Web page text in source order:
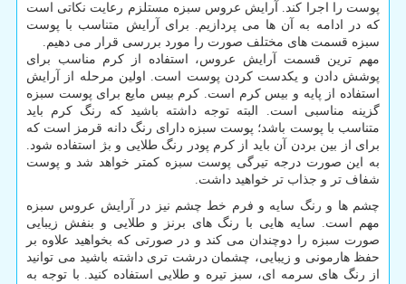
پوست را اجرا کند. آرایش عروس سبزه مستلزم رعایت نکاتی است
که در ادامه به آن ها می پردازیم. برای آرایش متناسب با پوست
سبزه قسمت های مختلف صورت را مورد بررسی قرار می دهیم.
مهم ترین قسمت آرایش عروس، استفاده از کرم مناسب برای
پوشش دادن و یکدست کردن پوست است. اولین مرحله از آرایش
استفاده از پایه و بیس کرم است. کرم بیس مایع برای پوست سبزه
گزینه مناسبی است. البته توجه داشته باشید که رنگ کرم باید
متناسب با پوست باشد؛ پوست سبزه دارای رنگ دانه قرمز است که
برای از بین بردن آن باید از کرم پودر رنگ طلایی و بژ استفاده شود.
به این صورت درجه تیرگی پوست سبزه کمتر خواهد شد و پوست
شفاف تر و جذاب تر خواهید داشت.
چشم ها و رنگ سایه و فرم خط چشم نیز در آرایش عروس سبزه
مهم است. سایه هایی با رنگ های برنز و طلایی و بنفش زیبایی
صورت سبزه را دوچندان می کند و در صورتی که بخواهید علاوه بر
حفظ هارمونی و زیبایی، چشمان درشت تری داشته باشید می توانید
از رنگ های سرمه ای، سبز تیره و طلایی استفاده کنید. با توجه به